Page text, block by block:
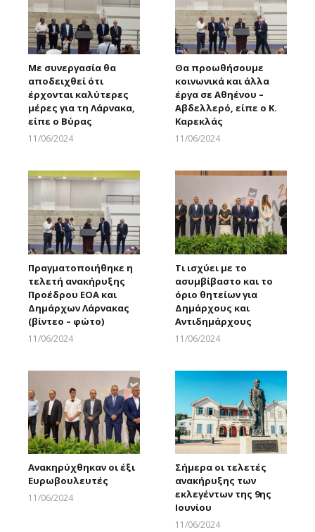
Με συνεργασία θα
αποδειχθεί ότι
έρχονται καλύτερες
μέρες για τη Λάρνακα,
είπε ο Βύρας
11/06/2024
Θα προωθήσουμε
κοινωνικά και άλλα
έργα σε Αθηένου –
Αβδελλερό, είπε ο Κ.
Καρεκλάς
11/06/2024
Πραγματοποιήθηκε η
τελετή ανακήρυξης
Προέδρου ΕΟΑ και
Δημάρχων Λάρνακας
(βίντεο – φώτο)
11/06/2024
Τι ισχύει με το
ασυμβίβαστο και το
όριο θητείων για
Δημάρχους και
Αντιδημάρχους
11/06/2024
Ανακηρύχθηκαν οι έξι
Ευρωβουλευτές
11/06/2024
Σήμερα οι τελετές
ανακήρυξης των
εκλεγέντων της 9ης
Ιουνίου
11/06/2024